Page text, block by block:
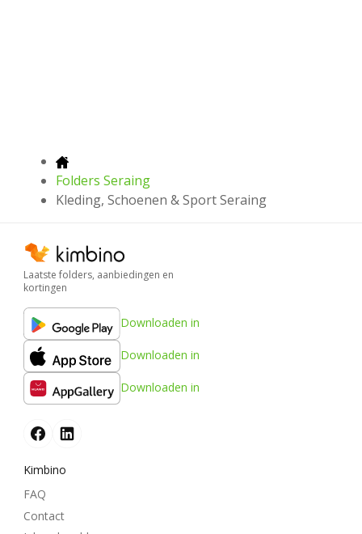
Folders Seraing
Kleding, Schoenen & Sport Seraing
Laatste folders, aanbiedingen en
kortingen
Downloaden in
Downloaden in
Downloaden in
Kimbino
FAQ
Contact